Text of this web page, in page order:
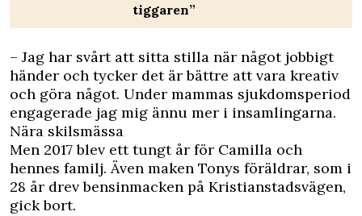
tiggaren”
– Jag har svårt att sitta stilla när något jobbigt
händer och tycker det är bättre att vara kreativ
och göra något. Under mammas sjukdomsperiod
engagerade jag mig ännu mer i insamlingarna.
Nära skilsmässa
Men 2017 blev ett tungt år för Camilla och
hennes familj. Även maken Tonys föräldrar, som i
28 år drev bensinmacken på Kristianstadsvägen,
gick bort.